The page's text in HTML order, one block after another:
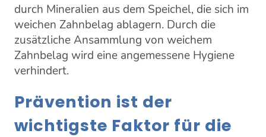
durch Mineralien aus dem Speichel, die sich im
weichen Zahnbelag ablagern. Durch die
zusätzliche Ansammlung von weichem
Zahnbelag wird eine angemessene Hygiene
verhindert.
Prävention ist der
wichtigste Faktor für die